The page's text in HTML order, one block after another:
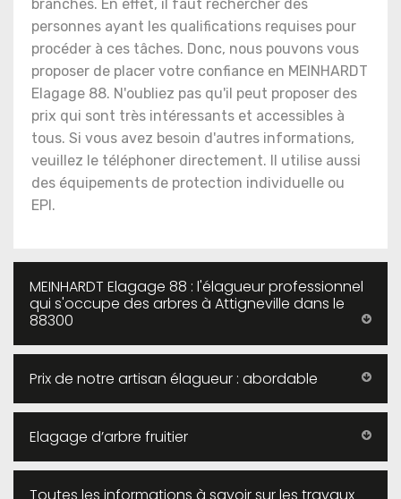
branches. En effet, il faut rechercher des
personnes ayant les qualifications requises pour
procéder à ces tâches. Donc, nous pouvons vous
proposer de placer votre confiance en MEINHARDT
Elagage 88. N'oubliez pas qu'il peut proposer des
prix qui sont très intéressants et accessibles à
tous. Si vous avez besoin d'autres informations,
veuillez le téléphoner directement. Il utilise aussi
des équipements de protection individuelle ou
EPI.
MEINHARDT Elagage 88 : l'élagueur professionnel
qui s'occupe des arbres à Attigneville dans le
88300
Prix de notre artisan élagueur : abordable
Elagage d’arbre fruitier